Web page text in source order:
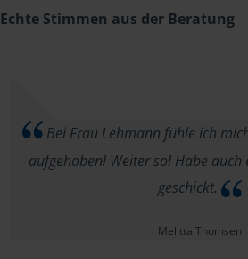
Echte Stimmen aus der Beratung
Bei Frau Lehmann fühle ich
aufgehoben! Weiter so! Habe
geschickt.
Melitta Thomsen